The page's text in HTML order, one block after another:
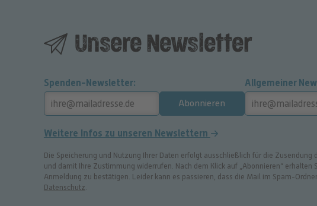
Unsere Newsletter
Spenden-Newsletter
Abonnieren
Allgemeiner
Weitere Infos zu unseren Newslettern
Die Speicherung und Nutzung Ihrer Daten erfolgt ausschließlich für die
und damit Ihre Zustimmung widerrufen. Nach dem Klick auf „Abonnieren“
Anmeldung zu bestätigen. Leider kann es passieren, dass die Mail im Spam-
Datenschutz.